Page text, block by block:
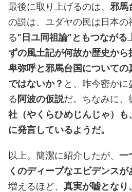
最後に取り上げるのは、 邪馬
の説は、ユダヤの民は日本
る”日ユ同祖論”ともつながる
ずの風土記が何故か歴史から
卑弥呼と邪馬台国について
ではないか？ と、昨今密か
る阿波の仮説だ。ちなみに、
社（やくらひめじんじゃ）
に発言しているようだ。
以上。簡潔に紹介したが、 一
くのディープなエビデンスが
増えるほど、 真実が嘘となり